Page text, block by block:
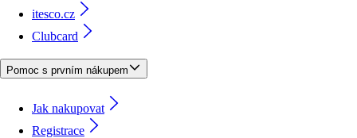
itesco.cz
Clubcard
Pomoc s prvním nákupem
Jak nakupovat
Registrace